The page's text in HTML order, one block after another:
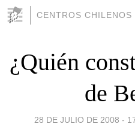
CENTROS CHILENOS
¿Quién
de
28 DE JULIO DE 2008 -